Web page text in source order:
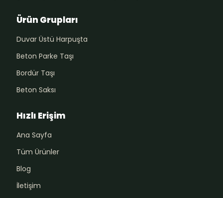
Ürün Grupları
Duvar Üstü Harpuşta
Beton Parke Taşı
Bordür Taşı
Beton Saksı
Hızlı Erişim
Ana Sayfa
Tüm Ürünler
Blog
İletişim